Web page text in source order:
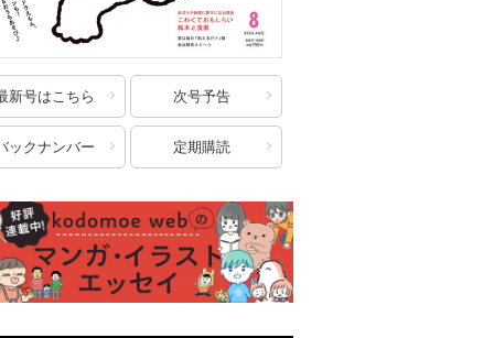
新号はこちら 次号予告
ックナンバー 定期購読